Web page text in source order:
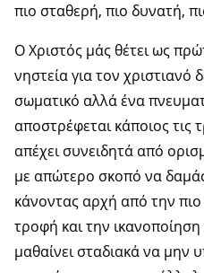
πιο σταθερή, πιο δυνατή,
Ο Χριστός μάς θέτει ως
νηστεία για τον χριστιανό
σωματικό αλλά ένα
αποστρέφεται κάποιος
απέχει συνειδητά από
με απώτερο σκοπό να
κάνοντας αρχή από την πιο
τροφή και την
μαθαίνει σταδιακά να μην